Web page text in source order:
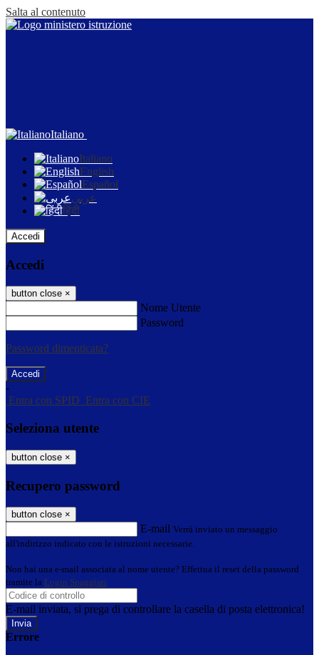
Salta al contenuto
Italiano
Italiano
English
Español
عربى
हिंदी
Accedi
Accedi
button close ×
Nome Utente
Password
Password dimenticata?
-
Entra con SPID Entra con CIE
Seleziona utente
button close ×
Recupero password
button close ×
E-mail Verrà inviato un messaggio
all'indirizzo indicato con le istruzioni necessarie.
Non hai una e-mail associata al nome utente? Effettua il reset della password
tramite la Login Spaggiari
E-mail inviata, si prega di controllare la casella di posta elettronica!
Errore